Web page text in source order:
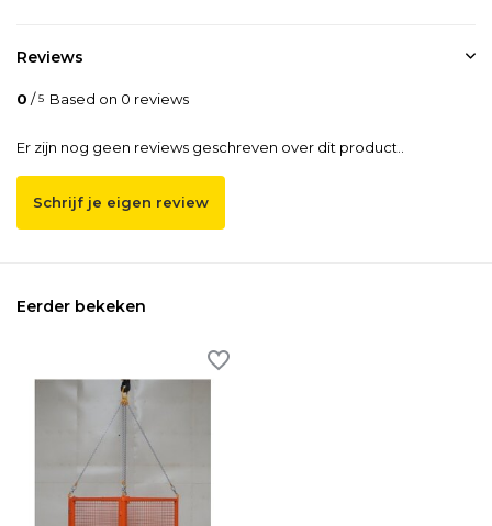
Reviews
0 /5 Based on 0 reviews
Er zijn nog geen reviews geschreven over dit product..
Schrijf je eigen review
Eerder bekeken